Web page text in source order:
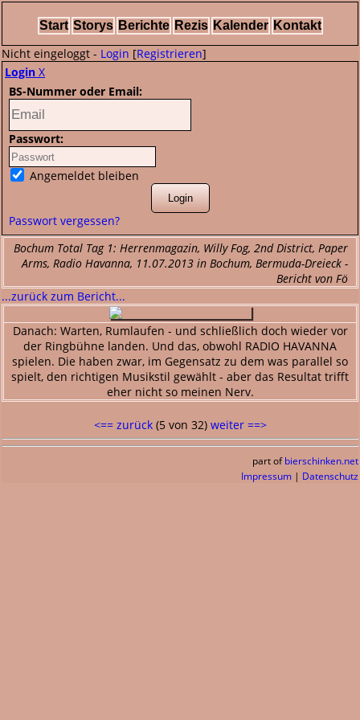
Start Storys Berichte Rezis Kalender Kontakt
Nicht eingeloggt - Login [Registrieren]
Login X
BS-Nummer oder Email:
Passwort:
Angemeldet bleiben
Passwort vergessen?
Bochum Total Tag 1: Herrenmagazin, Willy Fog, 2nd District, Paper
Arms, Radio Havanna, 11.07.2013 in Bochum, Bermuda-Dreieck -
Bericht von Fö
...zurück zum Bericht...
Danach: Warten, Rumlaufen - und schließlich doch wieder vor
der Ringbühne landen. Und das, obwohl RADIO HAVANNA
spielen. Die haben zwar, im Gegensatz zu dem was parallel so
spielt, den richtigen Musikstil gewählt - aber das Resultat trifft
eher nicht so meinen Nerv.
<== zurück(5 von 32) weiter ==>
part of bierschinken.net
Impressum | Datenschutz